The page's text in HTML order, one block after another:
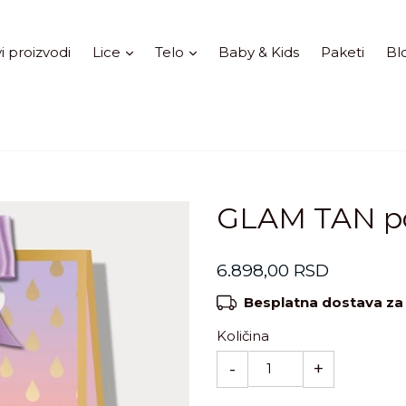
proizvodi Lice Proširi
Telo ProširiBaby & Kids Paketi
GLAM TAN
Standardna
cena
6.898,00 RSD
Besplatna dostava
Količina
- +